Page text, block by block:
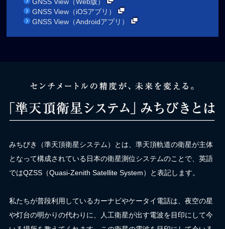
GNSS View（Web版）
GNSS View（iOSアプリ）
GNSS View（Androidアプリ）
みちびき（準天頂衛星システム）とは、準天頂軌道の衛星が主体
となって構成されている日本の衛星測位システムのことで、英語
ではQZSS（Quasi-Zenith Satellite System）と表記します。
私たちが普段利用しているカーナビやケータイ電話は、夜空の星
や灯台の明かりの代わりに、人工衛星が出す電波を目印にして今